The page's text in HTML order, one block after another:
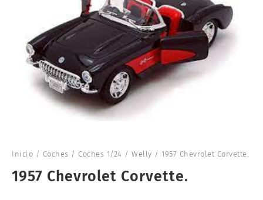
Inicio / Coches / Coches 1/24 / Welly / 1957 Chevrolet Corvette.
1957 Chevrolet Corvette.